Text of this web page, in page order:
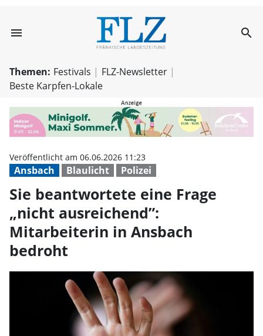
menu Sie search
Themen: Festivals
FLZ-Newsletter
Beste Karpfen-Lokale
Ansbach Blaulicht Polizei
Veröffentlicht am 06.06.2026 11:23
Sie beantwortete eine Frage
„nicht ausreichend”:
Mitarbeiterin in Ansbach
bedroht